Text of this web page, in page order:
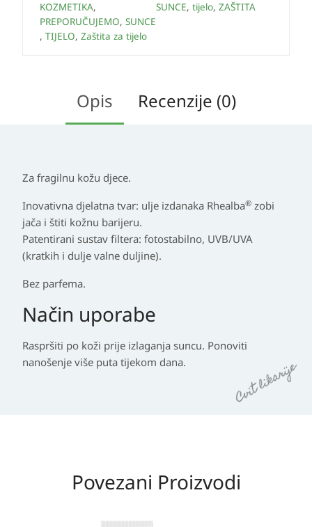
KOZMETIKA,
PREPORUČUJEMO, SUNCE
, TIJELO, Zaštita za tijelo
SUNCE, tijelo, ZAŠTITA
Opis Recenzije (0)
Za fragilnu kožu djece.
Inovativna djelatna tvar: ulje izdanaka Rhealba® zobi
jača i štiti kožnu barijeru.
Patentirani sustav filtera: fotostabilno, UVB/UVA
(kratkih i dulje valne duljine).
Bez parfema.
Način uporabe
Raspršiti po koži prije izlaganja suncu. Ponoviti
nanošenje više puta tijekom dana.
Povezani Proizvodi